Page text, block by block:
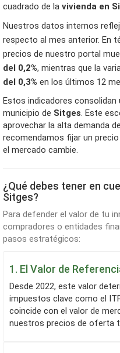
cuadrado de la vivienda en
Nuestros datos internos
respecto al mes anterior. En
precios de nuestro portal
del 0,2%, mientras que la
del 0,3% en los últimos 12
Estos indicadores consolidan una tendencia al alza en todo el
municipio de Sitges. Este
aprovechar la alta demanda
recomendamos fijar un
el mercado cambie.
¿Qué debes tener en
Sitges?
Para defender el valor de tu inmueble frente a potenciales
compradores o entidades
pasos estratégicos:
1. El Valor de
Desde 2022, este valor determina la base imponible de
impuestos clave como el
coincide con el valor de
nuestros precios de oferta